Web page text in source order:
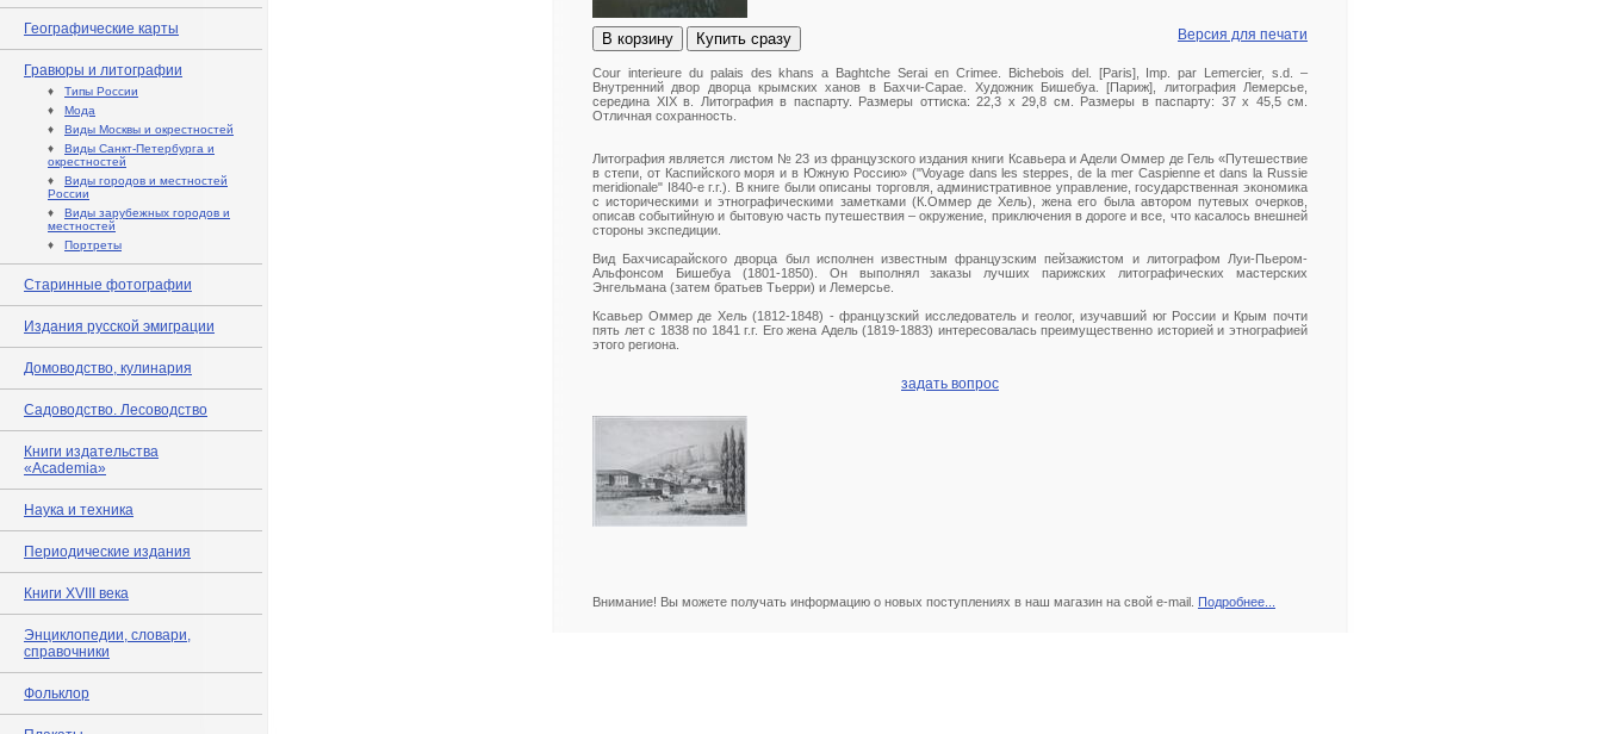
Географические карты
Гравюры и литографии
♦ Типы России
♦ Мода
♦ Виды Москвы и окрестностей
♦ Виды Санкт-Петербурга и
окрестностей
♦ Виды городов и местностей
России
♦ Виды зарубежных городов и
местностей
♦ Портреты
Старинные фотографии
Издания русской эмиграции
Домоводство, кулинария
Садоводство. Лесоводство
Книги издательства
«Academia»
Наука и техника
Периодические издания
Книги XVIII века
Энциклопедии, словари,
справочники
Фольклор
В корзину Купить сразу Версия для печати
Cour interieure du palais des khans a Baghtche Serai en Crimee. Bichebois del. [Paris], Imp. par Lemercier, s.d. –
Внутренний двор дворца крымских ханов в Бахчи-Сарае. Художник Бишебуа. [Париж], литография Лемерсье,
середина XIX в. Литография в паспарту. Размеры оттиска: 22,3 х 29,8 см. Размеры в паспарту: 37 х 45,5 см.
Отличная сохранность.
Литография является листом № 23 из французского издания книги Ксавьера и Адели Оммер де Гель «Путешествие
в степи, от Каспийского моря и в Южную Россию» ("Voyage dans les steppes, de la mer Caspienne et dans la Russie
meridionale" I840-е г.г.). В книге были описаны торговля, административное управление, государственная экономика
с историческими и этнографическими заметками (К.Оммер де Хель), жена его была автором путевых очерков,
описав событийную и бытовую часть путешествия – окружение, приключения в дороге и все, что касалось внешней
стороны экспедиции.
Вид Бахчисарайского дворца был исполнен известным французским пейзажистом и литографом Луи-Пьером-
Альфонсом Бишебуа (1801-1850). Он выполнял заказы лучших парижских литографических мастерских
Энгельмана (затем братьев Тьерри) и Лемерсье.
Ксавьер Оммер де Хель (1812-1848) - французский исследователь и геолог, изучавший юг России и Крым почти
пять лет с 1838 по 1841 г.г. Его жена Адель (1819-1883) интересовалась преимущественно историей и этнографией
этого региона.
задать вопрос
Внимание! Вы можете получать информацию о новых поступлениях в наш магазин на свой e-mail. Подробнее...